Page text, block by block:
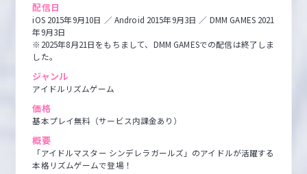
配信日
iOS 2015年9月10日 ／ Android 2015年9月3日 ／ DMM GAMES 2021
年9月3日
※2025年8月21日をもちまして、DMM GAMESでの配信は終了しま
した。
ジャンル
アイドルリズムゲーム
価格
基本プレイ無料（サービス内課金あり）
概要
「アイドルマスター シンデレラガールズ」のアイドルが活躍する
本格リズムゲームで登場！